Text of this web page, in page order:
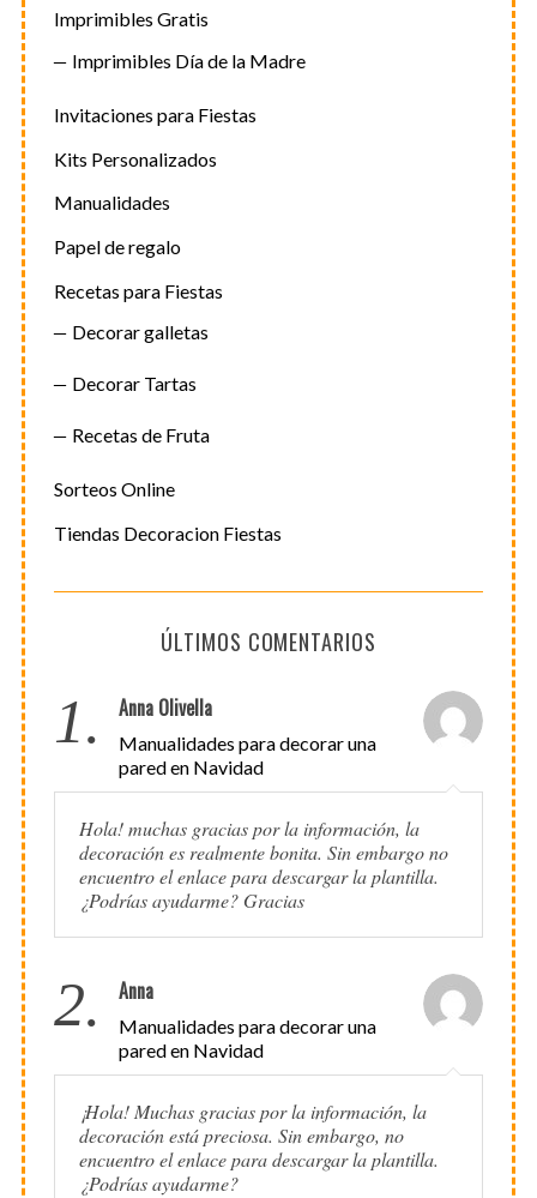
Imprimibles Gratis
Imprimibles Día de la Madre
Invitaciones para Fiestas
Kits Personalizados
Manualidades
Papel de regalo
Recetas para Fiestas
Decorar galletas
Decorar Tartas
Recetas de Fruta
Sorteos Online
Tiendas Decoracion Fiestas
ÚLTIMOS COMENTARIOS
1. Anna Olivella
Manualidades para decorar una
pared en Navidad
Hola! muchas gracias por la información, la
decoración es realmente bonita. Sin embargo no
encuentro el enlace para descargar la plantilla.
¿Podrías ayudarme? Gracias
2. Anna
Manualidades para decorar una
pared en Navidad
¡Hola! Muchas gracias por la información, la
decoración está preciosa. Sin embargo, no
encuentro el enlace para descargar la plantilla.
¿Podrías ayudarme?